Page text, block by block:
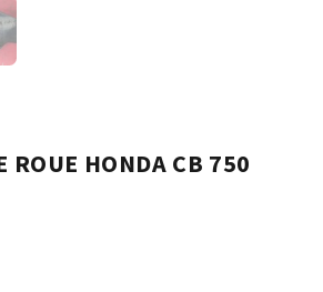
ROUE HONDA CB 750